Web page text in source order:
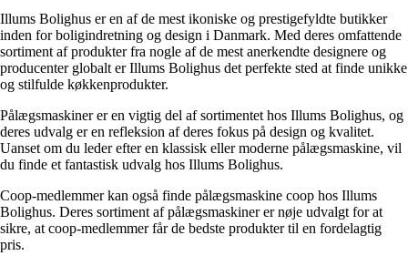
Illums Bolighus er en af de mest ikoniske og prestigefyldte butikker
inden for boligindretning og design i Danmark. Med deres omfattende
sortiment af produkter fra nogle af de mest anerkendte designere og
producenter globalt er Illums Bolighus det perfekte sted at finde unikke
og stilfulde køkkenprodukter.
Pålægsmaskiner er en vigtig del af sortimentet hos Illums Bolighus, og
deres udvalg er en refleksion af deres fokus på design og kvalitet.
Uanset om du leder efter en klassisk eller moderne pålægsmaskine, vil
du finde et fantastisk udvalg hos Illums Bolighus.
Coop-medlemmer kan også finde pålægsmaskine coop hos Illums
Bolighus. Deres sortiment af pålægsmaskiner er nøje udvalgt for at
sikre, at coop-medlemmer får de bedste produkter til en fordelagtig
pris.